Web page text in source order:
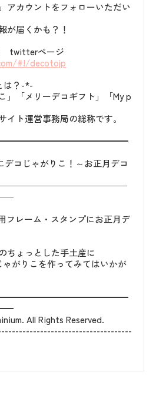
カウントをフォローいただい
届くかも？！
ページ
#!/decotojp
？-*-
「メリーデコギフト」「My p
ト運営事務局の総称です。
コじゃがりこ！～お正月デコ
レーム・スタンプにお正月デ
ょっとした手土産に
がりこを作ってみてはいかが
All Rights Reserved.